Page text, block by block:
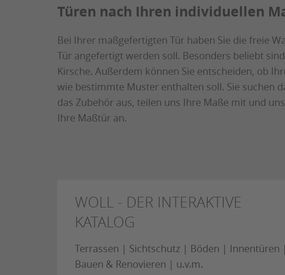
Türen nach Ihren individuellen
Bei Ihrer maßgefertigten Tür haben Sie die freie
Tür angefertigt werden soll. Besonders beliebt
Kirsche. Außerdem können Sie entscheiden, ob
wie bestimmte Muster enthalten soll. Sie suchen
das Zubehör aus, teilen uns Ihre Maße mit und
Ihre Maßtür an.
WOLL - DER INTERAKTIVE
KATALOG
Terrassen | Sichtschutz | Böden | Innentüren |
Bauen & Renovieren | u.v.m.